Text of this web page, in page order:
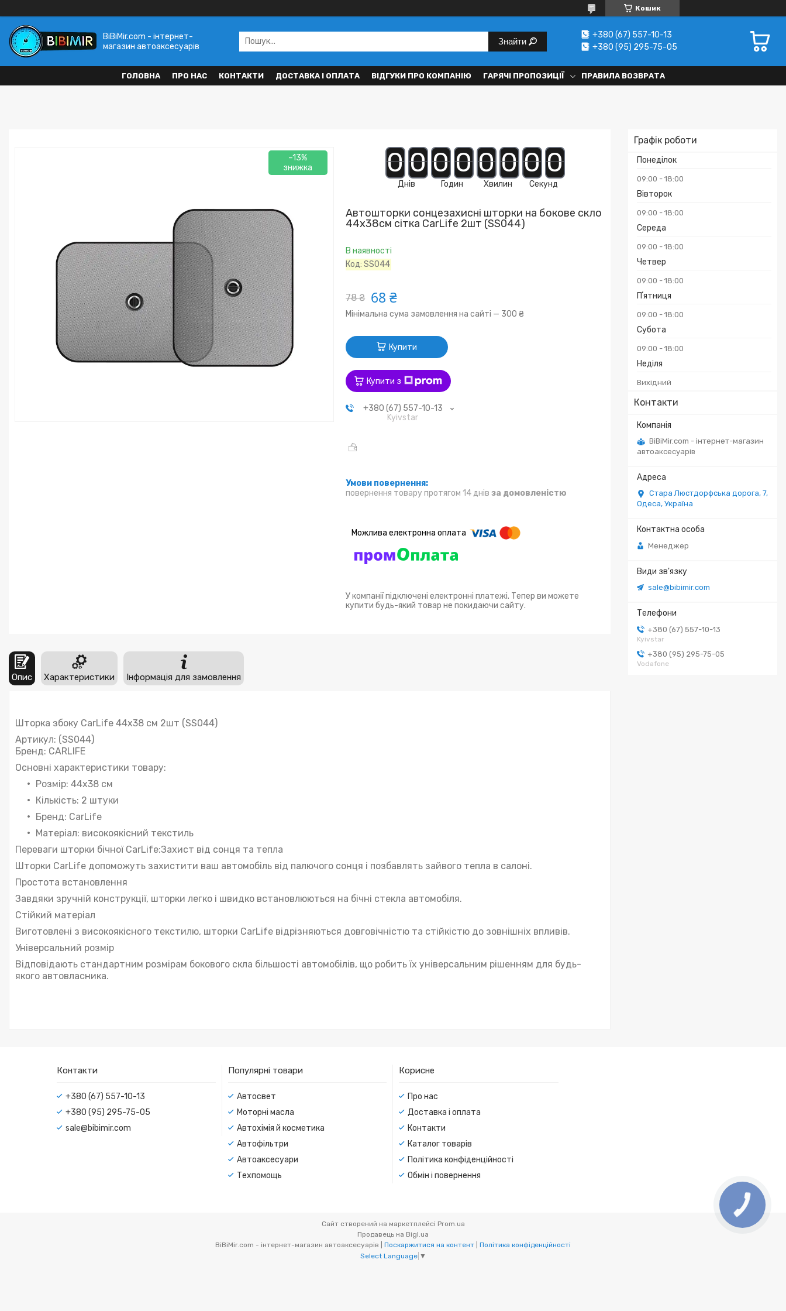
Кошик
BiBiMir.com - інтернет-
магазин автоаксесуарів
Знайти
+380 (67) 557-10-13
+380 (95) 295-75-05
ГОЛОВНА ПРО НАС КОНТАКТИ ДОСТАВКА І ОПЛАТА ВІДГУКИ ПРО КОМПАНІЮ ГАРЯЧІ ПРОПОЗИЦІЇ ПРАВИЛА ВОЗВРАТА
Графік роботи
Понеділок
09:00 18:00
Вівторок
09:00 18:00
Середа
09:00 18:00
Четвер
09:00 18:00
Пʼятниця
09:00 18:00
Субота
09:00 18:00
Неділя
Вихідний
Контакти
BiBiMir.com - інтернет-магазин
автоаксесуарів
Стара Люстдорфська дорога, 7,
Одеса, Україна
Менеджер
sale@bibimir.com
+380 (67) 557-10-13
Kyivstar
+380 (95) 295-75-05
Vodafone
–13% 00
Днів
00
Годин
00
Хвилин
00
Секунд
Автошторки сонцезахисні шторки на бокове скло
44х38см сітка CarLife 2шт (SS044)
В наявності
Код:SS044
78 ₴ 68 ₴
Мінімальна сума замовлення на сайті — 300 ₴
Купити
Купити з
+380 (67) 557-10-13
Kyivstar
повернення товару протягом 14 днів за домовленістю
У компанії підключені електронні платежі. Тепер ви можете
купити будь-який товар не покидаючи сайту.
Опис Характеристики Інформація для замовлення
Шторка збоку CarLife 44х38 см 2шт (SS044)
Артикул: (SS044)
Бренд: CARLIFE
Основні характеристики товару:
Розмір: 44х38 см
Кількість: 2 штуки
Бренд: CarLife
Матеріал: високоякісний текстиль
Переваги шторки бічної CarLife:Захист від сонця та тепла
Шторки CarLife допоможуть захистити ваш автомобіль від палючого сонця і позбавлять зайвого тепла в салоні.
Простота встановлення
Завдяки зручній конструкції, шторки легко і швидко встановлюються на бічні стекла автомобіля.
Стійкий матеріал
Виготовлені з високоякісного текстилю, шторки CarLife відрізняються довговічністю та стійкістю до зовнішніх впливів.
Універсальний розмір
Відповідають стандартним розмірам бокового скла більшості автомобілів, що робить їх універсальним рішенням для будь-
якого автовласника.
Контакти
+380 (67) 557-10-13
+380 (95) 295-75-05
sale@bibimir.com
Популярні товари
Автосвет
Моторні масла
Автохімія й косметика
Автофільтри
Автоаксесуари
Техпомощь
Корисне
Про нас
Доставка і оплата
Контакти
Каталог товарів
Політика конфіденційності
Обмін і повернення
Сайт створений на маркетплейсі Prom.ua
Продавець на Bigl.ua
Поскаржитися на контент
Політика конфіденційності
Select Language ▼